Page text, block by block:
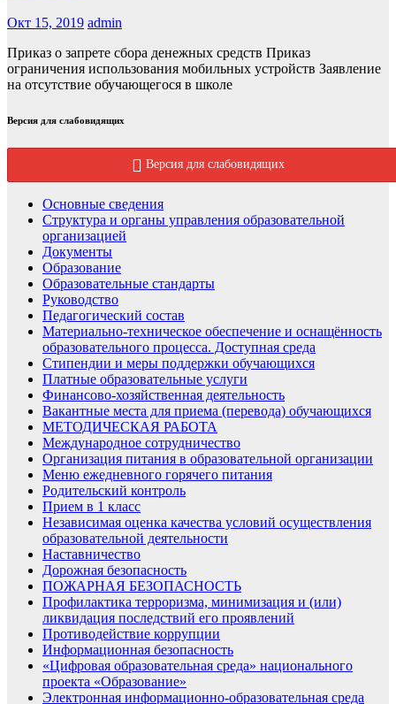
Окт 15, 2019 admin
Приказ о запрете сбора денежных средств Приказ
ограничения использования мобильных устройств Заявление
на отсутствие обучающегося в школе
Версия для слабовидящих
Версия для слабовидящих
Основные сведения
Структура и органы управления образовательной
организацией
Документы
Образование
Образовательные стандарты
Руководство
Педагогический состав
Материально-техническое обеспечение и оснащённость
образовательного процесса. Доступная среда
Стипендии и меры поддержки обучающихся
Платные образовательные услуги
Финансово-хозяйственная деятельность
Вакантные места для приема (перевода) обучающихся
МЕТОДИЧЕСКАЯ РАБОТА
Международное сотрудничество
Организация питания в образовательной организации
Меню ежедневного горячего питания
Родительский контроль
Прием в 1 класс
Независимая оценка качества условий осуществления
образовательной деятельности
Наставничество
Дорожная безопасность
ПОЖАРНАЯ БЕЗОПАСНОСТЬ
Профилактика терроризма, минимизация и (или)
ликвидация последствий его проявлений
Противодействие коррупции
Информационная безопасность
«Цифровая образовательная среда» национального
проекта «Образование»
Электронная информационно-образовательная среда